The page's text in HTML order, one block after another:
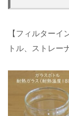
【フィルター
トル、ストレー